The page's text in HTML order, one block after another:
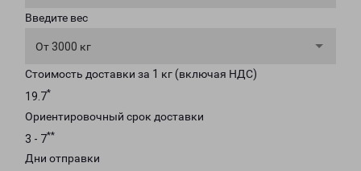
Введите вес
От 3000 кг
Стоимость доставки за 1 кг (включая НДС)
19.7*
Ориентировочный срок доставки
3 - 7**
Дни отправки